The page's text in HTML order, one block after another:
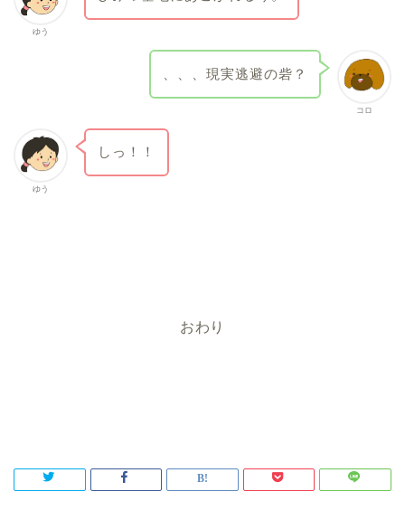
ゆう
コロ
、、、現実逃避の砦？
ゆう
しっ！！
おわり